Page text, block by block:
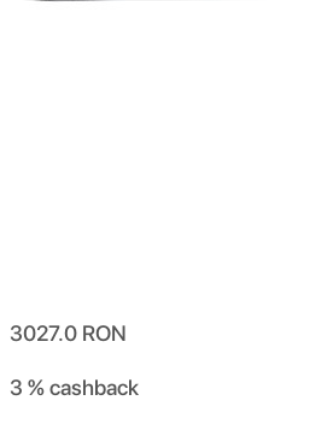
3027.0 RON
3 %cashback